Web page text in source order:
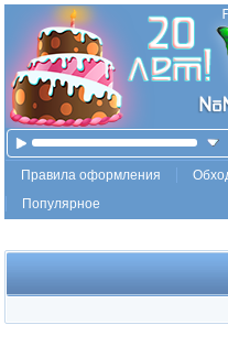
Правила оформления
Популярное